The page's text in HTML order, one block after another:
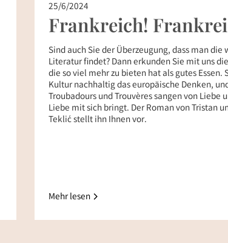
25/6/2024
Frankreich!
Sind auch Sie der Überzeugung, dass man
Literatur findet? Dann erkunden Sie mit uns
die so viel mehr zu bieten hat als gutes
Kultur nachhaltig das europäische Denken,
Troubadours und Trouvères sangen von
Liebe mit sich bringt. Der Roman von Tristan
Teklić stellt ihn Ihnen vor.
Mehr lesen